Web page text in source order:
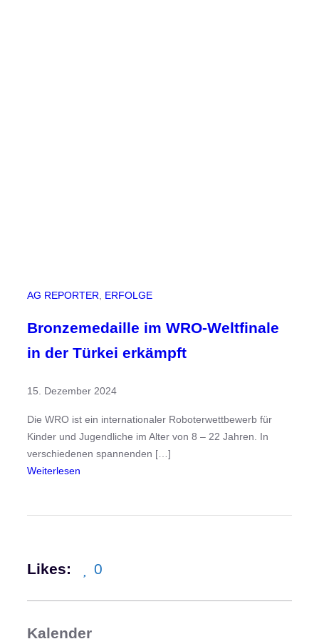
AG REPORTER ERFOLGE
Bronzemedaille im WRO-Weltfinale
in der Türkei erkämpft
15. Dezember 2024
Die WRO ist ein internationaler Roboterwettbewerb für
Kinder und Jugendliche im Alter von 8 – 22 Jahren. In
verschiedenen spannenden […]
Weiterlesen
e
Likes: 0
Kalender